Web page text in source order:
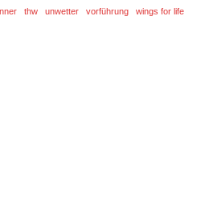
thw unwetter vorführung wings for life